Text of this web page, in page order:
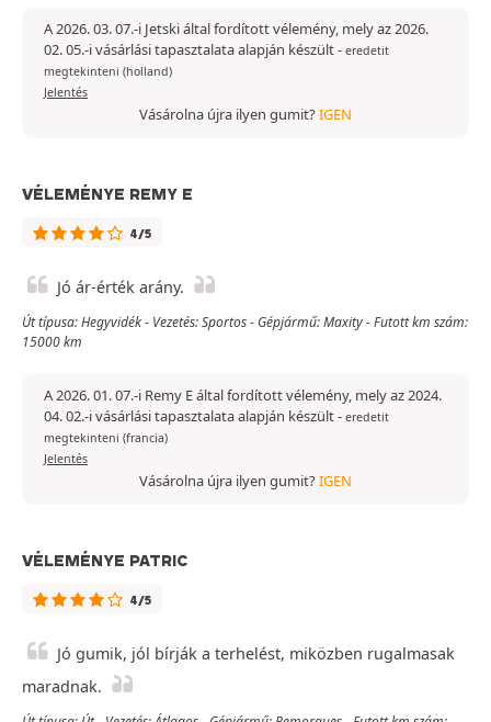
A 2026. 03. 07.-i Jetski által fordított vélemény, mely az 2026.
02. 05.-i vásárlási tapasztalata alapján készült- eredetit
megtekinteni (holland)
Jelentés
Vásárolna újra ilyen gumit?IGEN
VÉLEMÉNYE REMY E
4/5
Jó ár-érték arány.
Út típusa: Hegyvidék - Vezetés: Sportos - Gépjármű: Maxity - Futott km szám:
15000 km
A 2026. 01. 07.-i Remy E által fordított vélemény, mely az 2024.
04. 02.-i vásárlási tapasztalata alapján készült- eredetit
megtekinteni (francia)
Jelentés
Vásárolna újra ilyen gumit?IGEN
VÉLEMÉNYE PATRIC
4/5
Jó gumik, jól bírják a terhelést, miközben rugalmasak
maradnak.